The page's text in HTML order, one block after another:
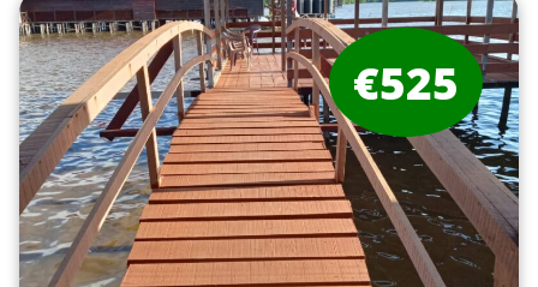
€525